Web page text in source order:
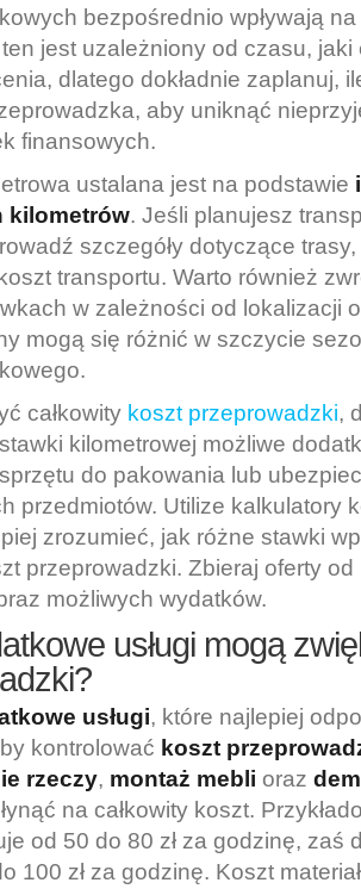
bezpośrednio wpływają
ten jest uzależniony od czasu,
dlatego dokładnie zaplanuj,
aby uniknąć
finansowych.
ustalana jest na podstawie
kilometrów. Jeśli planujesz
szczegóły dotyczące
transportu. Warto również
w zależności od lokalizacji
mogą się różnić w szczycie
całkowity koszt przeprowadzki,
kilometrowej możliwe
do pakowania lub
przedmiotów. Utilize kalkulatory
zrozumieć, jak różne stawki
przeprowadzki. Zbieraj oferty
możliwych wydatków.
usługi mogą
usługi, które najlepiej
kontrolować koszt
rzeczy, montaż mebli oraz
na całkowity koszt.
od 50 do 80 zł za godzinę, zaś
100 zł za godzinę. Koszt